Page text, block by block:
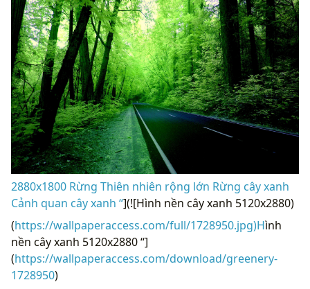
2880x1800 Rừng Thiên nhiên rộng lớn Rừng cây xanh
Cảnh quan cây xanh “](![Hình nền cây xanh 5120x2880)
(https://wallpaperaccess.com/full/1728950.jpg)Hình
nền cây xanh 5120x2880 “]
(https://wallpaperaccess.com/download/greenery-
1728950)